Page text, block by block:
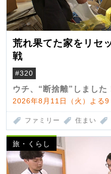
荒れ果てた家をリセ
戦
#320
ウチ、“断捨離”しました
2026年8月11日（火）よる
ファミリー 住まい
旅・くらし